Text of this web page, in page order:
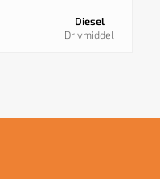
Diesel
Drivmiddel